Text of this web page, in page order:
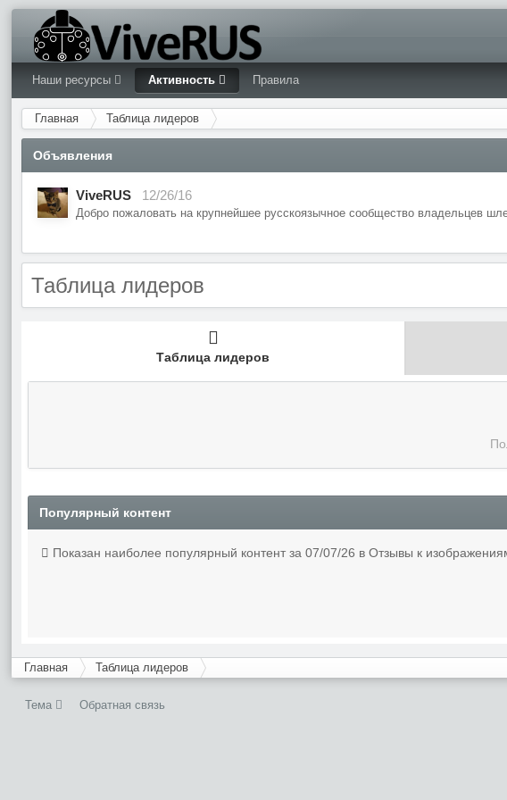
Наши ресурсы Активность Правила
Главная Таблица лидеров
Объявления
ViveRUS 12/26/16
Добро пожаловать на крупнейшее русскоязычное сообщество владельцев
Таблица лидеров
Таблица лидеров
Популярный контент
Показан наиболее популярный контент за 07/07/26 в Отзывы к
Главная Таблица лидеров
Тема Обратная связь